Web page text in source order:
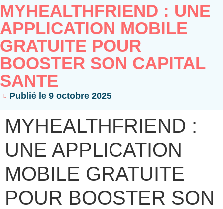
MYHEALTHFRIEND : UNE
APPLICATION MOBILE
GRATUITE POUR
BOOSTER SON CAPITAL
SANTE
Publié le 9 octobre 2025
MYHEALTHFRIEND :
UNE APPLICATION
MOBILE GRATUITE
POUR BOOSTER SON